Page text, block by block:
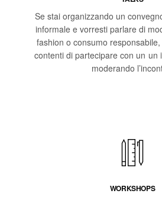
Se stai organizzando un
informale e vorresti parlare di
fashion o consumo
contenti di partecipare con un un
moderando
WORKSHOPS